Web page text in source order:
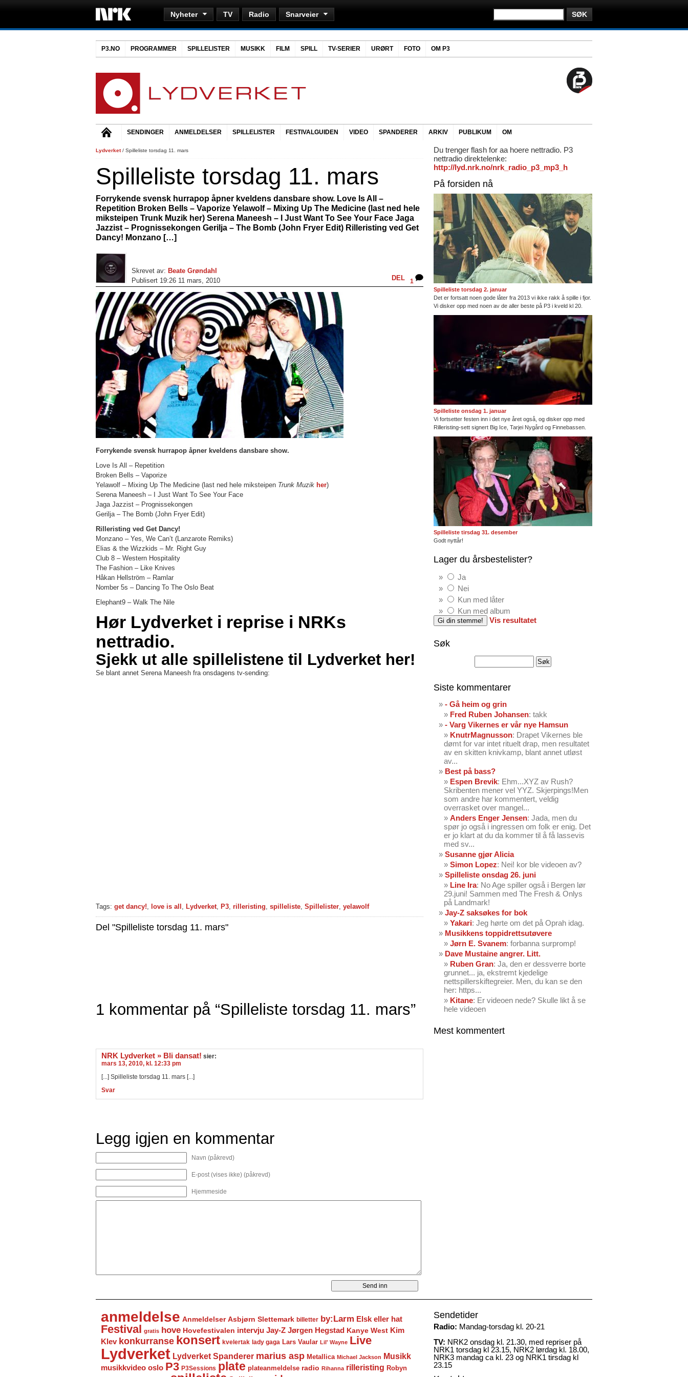
Nyheter TV Radio Snarveier
P3.NO PROGRAMMER SPILLELISTER MUSIKK FILM SPILL TV-SERIER URØRT FOTO OM P3
SENDINGER ANMELDELSER SPILLELISTER FESTIVALGUIDEN VIDEO SPANDERER ARKIV PUBLIKUM OM
Lydverket/ Spilleliste torsdag 11. mars
Spilleliste torsdag 11. mars
Forrykende svensk hurrapop åpner kveldens dansbare show. Love Is All –
Repetition Broken Bells – Vaporize Yelawolf – Mixing Up The Medicine (last ned hele
miksteipen Trunk Muzik her) Serena Maneesh – I Just Want To See Your Face Jaga
Jazzist – Prognissekongen Gerilja – The Bomb (John Fryer Edit) Rilleristing ved Get
Dancy! Monzano […]
Skrevet av: Beate Grøndahl
Publisert 19:26 11 mars, 2010
DEL 1
Forrykende svensk hurrapop åpner kveldens dansbare show.
Love Is All – Repetition
Broken Bells – Vaporize
Yelawolf – Mixing Up The Medicine (last ned hele miksteipen Trunk Muzik her)
Serena Maneesh – I Just Want To See Your Face
Jaga Jazzist – Prognissekongen
Gerilja – The Bomb (John Fryer Edit)
Rilleristing ved Get Dancy!
Monzano – Yes, We Can’t (Lanzarote Remiks)
Elias & the Wizzkids – Mr. Right Guy
Club 8 – Western Hospitality
The Fashion – Like Knives
Håkan Hellström – Ramlar
Nomber 5s – Dancing To The Oslo Beat
Elephant9 – Walk The Nile
Hør Lydverket i reprise i NRKs
nettradio.
Sjekk ut alle spillelistene til Lydverket her!
Se blant annet Serena Maneesh fra onsdagens tv-sending:
Tags: get dancy!, love is all , Lydverket, P3, rilleristing, spilleliste, Spillelister, yelawolf
Del "Spilleliste torsdag 11. mars"
1 kommentar på “Spilleliste torsdag 11. mars”
NRK Lydverket » Bli dansat! sier:
mars 13, 2010, kl. 12:33 pm
[...] Spilleliste torsdag 11. mars [...]
Svar
Legg igjen en kommentar
Navn (påkrevd)
E-post (vises ikke) (påkrevd)
Hjemmeside
Du trenger flash for aa hoere nettradio. P3
nettradio direktelenke:
http://lyd.nrk.no/nrk_radio_p3_mp3_h
På forsiden nå
Spilleliste torsdag 2. januar
Det er fortsatt noen gode låter fra 2013 vi ikke rakk å spille i fjor.
Vi disker opp med noen av de aller beste på P3 i kveld kl 20.
Spilleliste onsdag 1. januar
Vi fortsetter festen inn i det nye året også, og disker opp med
Rilleristing-sett signert Big Ice, Tarjei Nygård og Finnebassen.
Spilleliste tirsdag 31. desember
Godt nyttår!
Lager du årsbestelister?
Ja
Nei
Kun med låter
Kun med album
Vis resultatet
Søk
Siste kommentarer
- Gå heim og grin
Fred Ruben Johansen: takk
- Varg Vikernes er vår nye Hamsun
KnutrMagnusson: Drapet Vikernes ble
dømt for var intet rituelt drap, men resultatet
av en skitten knivkamp, blant annet utløst
av...
Best på bass?
Espen Brevik: Ehm...XYZ av Rush?
Skribenten mener vel YYZ. Skjerpings!Men
som andre har kommentert, veldig
overrasket over mangel...
Anders Enger Jensen: Jada, men du
spør jo også i ingressen om folk er enig. Det
er jo klart at du da kommer til å få lassevis
med sv...
Susanne gjør Alicia
Simon Lopez: Nei! kor ble videoen av?
Spilleliste onsdag 26. juni
Line Ira: No Age spiller også i Bergen lør
29.juni! Sammen med The Fresh & Onlys
på Landmark!
Jay-Z saksøkes for bok
Yakari: Jeg hørte om det på Oprah idag.
Musikkens toppidrettsutøvere
Jørn E. Svanem: forbanna surpromp!
Dave Mustaine angrer. Litt.
Ruben Gran: Ja, den er dessverre borte
grunnet... ja, ekstremt kjedelige
nettspillerskiftegreier. Men, du kan se den
her: https...
Kitane: Er videoen nede? Skulle likt å se
hele videoen
Mest kommentert
anmeldelse Anmeldelser Asbjørn Slettemark billetter by:Larm Elsk eller hat
Festival gratis hove Hovefestivalen intervju Jay-Z Jørgen Hegstad Kanye West Kim
Klev konkurranse konsert kvelertak lady gaga Lars Vaular Lil' Wayne Live
Lydverket Lydverket Spanderer marius asp Metallica Michael Jackson
Musikk
musikkvideo oslo P3 P3Sessions plate plateanmeldelse radio Rihanna rilleristing Robyn
Sendetider
Radio: Mandag-torsdag kl. 20-21
TV: NRK2 onsdag kl. 21.30, med repriser på
NRK1 torsdag kl 23.15, NRK2 lørdag kl. 18.00,
NRK3 mandag ca kl. 23 og NRK1 tirsdag kl
23.15